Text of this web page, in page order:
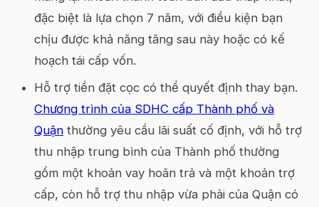
đặc biệt là lựa chọn 7 năm, với điều kiện bạn
chịu được khả năng tăng sau này hoặc có kế
hoạch tái cấp vốn.
Hỗ trợ tiền đặt cọc có thể quyết định thay bạn.
Chương trình của SDHC cấp Thành phố và
Quận thường yêu cầu lãi suất cố định, với hỗ trợ
thu nhập trung bình của Thành phố thường
gồm một khoản vay hoãn trả và một khoản trợ
cấp, còn hỗ trợ thu nhập vừa phải của Quận có